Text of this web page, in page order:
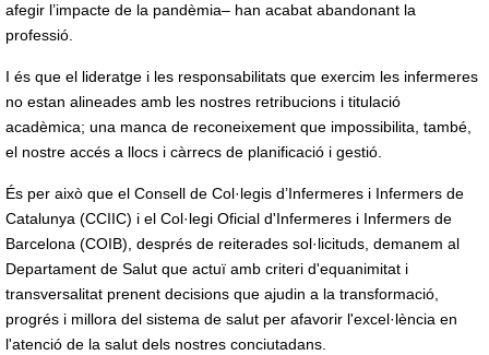
afegir l’impacte de la pandèmia– han acabat abandonant la
professió.
I és que el lideratge i les responsabilitats que exercim les infermeres
no estan alineades amb les nostres retribucions i titulació
acadèmica; una manca de reconeixement que impossibilita, també,
el nostre accés a llocs i càrrecs de planificació i gestió.
És per això que el Consell de Col·legis d’Infermeres i Infermers de
Catalunya (CCIIC) i el Col·legi Oficial d'Infermeres i Infermers de
Barcelona (COIB), després de reiterades sol·licituds, demanem al
Departament de Salut que actuï amb criteri d'equanimitat i
transversalitat prenent decisions que ajudin a la transformació,
progrés i millora del sistema de salut per afavorir l'excel·lència en
l'atenció de la salut dels nostres conciutadans.